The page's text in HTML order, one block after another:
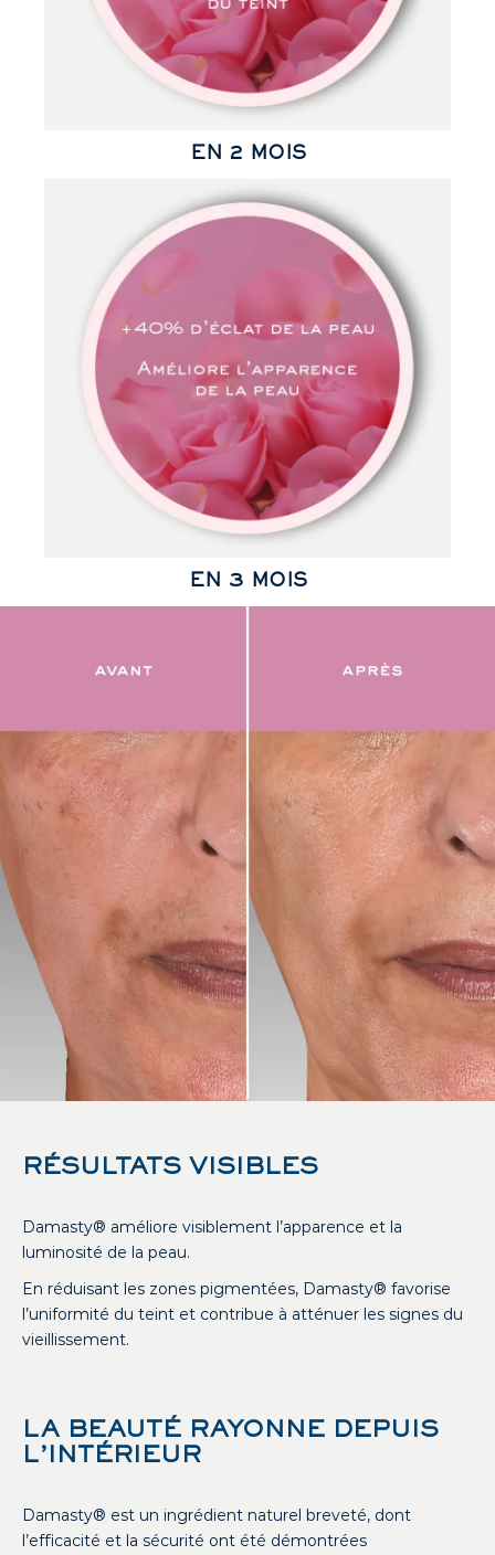
EN 2 MOIS
EN 3 MOIS
RÉSULTATS VISIBLES
Damasty® améliore visiblement l’apparence et la
luminosité de la peau.
En réduisant les zones pigmentées, Damasty® favorise
l’uniformité du teint et contribue à atténuer les signes du
vieillissement.
LA BEAUTÉ RAYONNE DEPUIS
L’INTÉRIEUR
Damasty® est un ingrédient naturel breveté, dont
l’efficacité et la sécurité ont été démontrées